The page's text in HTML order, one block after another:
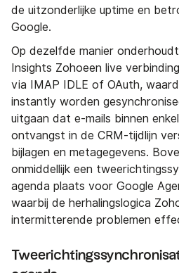
de uitzonderlijke uptime en
Google.
Op dezelfde manier
Insights Zohoeen live
via IMAP IDLE of OAuth,
instantly worden
uitgaan dat e-mails binnen
ontvangst in de CRM-tijdlijn
bijlagen en metagegevens.
onmiddellijk een
agenda plaats voor Google
waarbij de herhalingslogica
intermitterende problemen